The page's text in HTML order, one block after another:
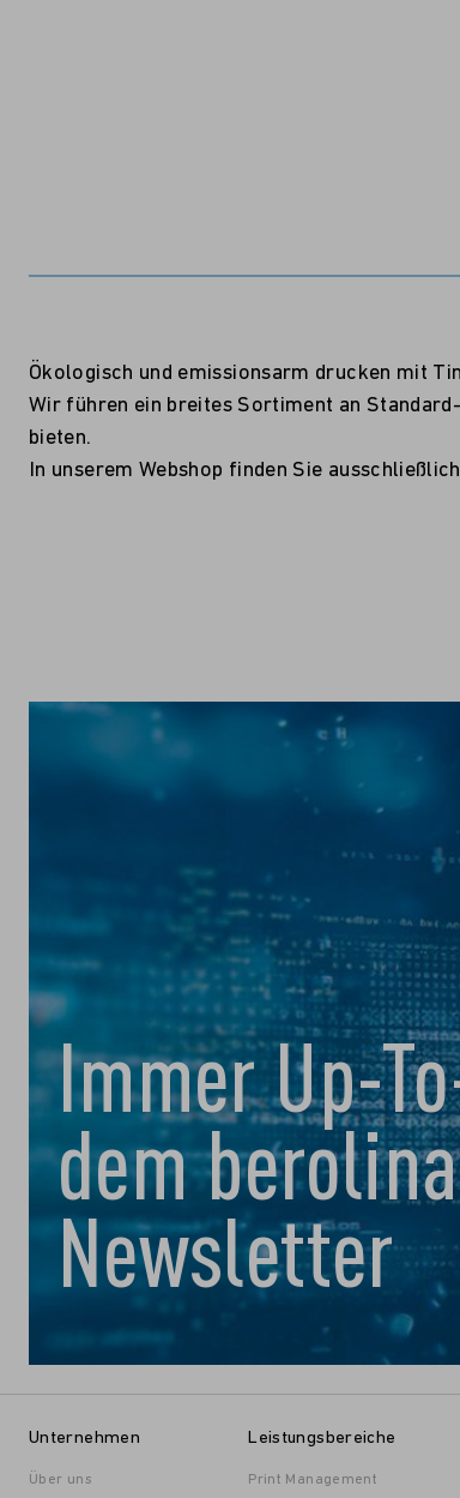
Ökologisch und emissionsarm drucken mit
Wir führen ein breites Sortiment an
bieten.
In unserem Webshop finden Sie
Immer Up-
dem berolina
Newsletter
Unternehmen
Über uns
Leistungsbereiche
Print Management